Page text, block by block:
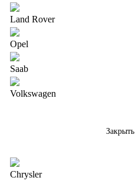
Land Rover
Opel
Saab
Volkswagen
Закрыть
Chrysler